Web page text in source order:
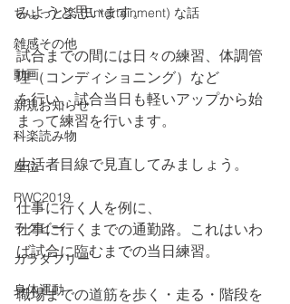
ちょっと楽 (Entertainment) な話
雑感その他
動画
新規お知らせ
科楽読み物
座位
RWC2019
ラグビー
カラダフリー
身体運動
みようと思います。
試合までの間には日々の練習、体調管
理（コンディショニング）など
を行い、試合当日も軽いアップから始
まって練習を行います。
生活者目線で見直してみましょう。
仕事に行く人を例に、
仕事に行くまでの通勤路。これはいわ
ば試合に臨むまでの当日練習。
職場までの道筋を歩く・走る・階段を